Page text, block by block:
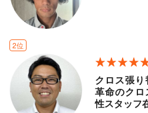
2位
クロス張
革命のク
性スタッフ